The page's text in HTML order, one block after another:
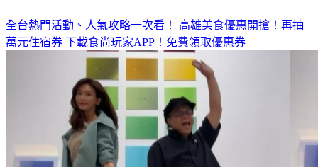
全台熱門活動、人氣攻略一次看！ 高雄美食優惠開搶！再抽
萬元住宿券 下載食尚玩家APP！免費領取優惠券